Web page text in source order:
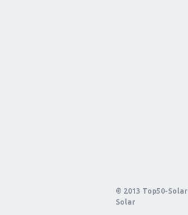
© 2013 Top50-Solar
Solar